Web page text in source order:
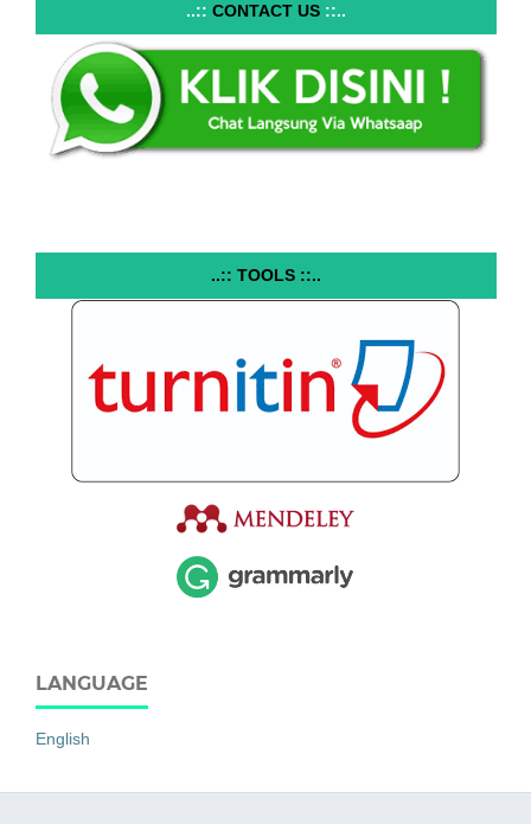
..:: CONTACT US ::..
..:: TOOLS ::..
LANGUAGE
English